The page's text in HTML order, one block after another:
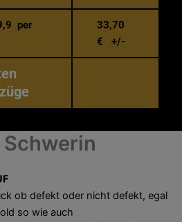
per
33,70
€ +/-
ob defekt oder nicht defekt, egal
so wie auch